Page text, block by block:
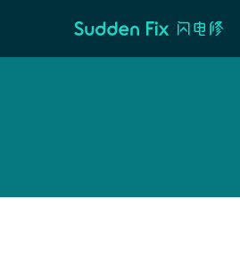
首页/维修资讯